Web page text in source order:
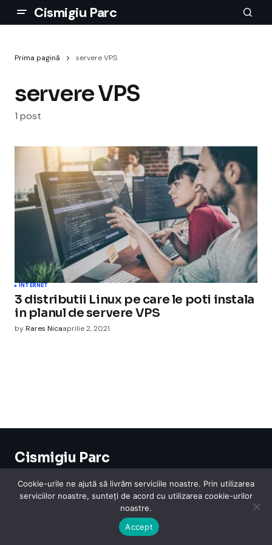
Cismigiu Parc
Prima pagină servere VPS
servere VPS
1 post
INTERNET
3 distributii Linux pe care le poti instala
in planul de servere VPS
byRares Nicaaprilie 2, 2021
Cismigiu Parc
© 2024 CismigiuParc. All Rights Reserved.
Internet
Legislatie Medical Moda Sarbatori Telefoane Contact
Cookie-urile ne ajută să livrăm serviciile noastre. Prin utilizarea
serviciilor noastre, sunteți de acord cu utilizarea cookie-urilor
noastre.
Accept